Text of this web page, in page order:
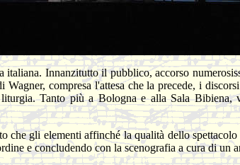
italiana. Innanzitutto il pubblico, accorso
compresa l'attesa che la precede, i
Tanto più a Bologna e alla Sala Bibiena,
che gli elementi affinché la qualità dello
e concludendo con la scenografia a cura di un